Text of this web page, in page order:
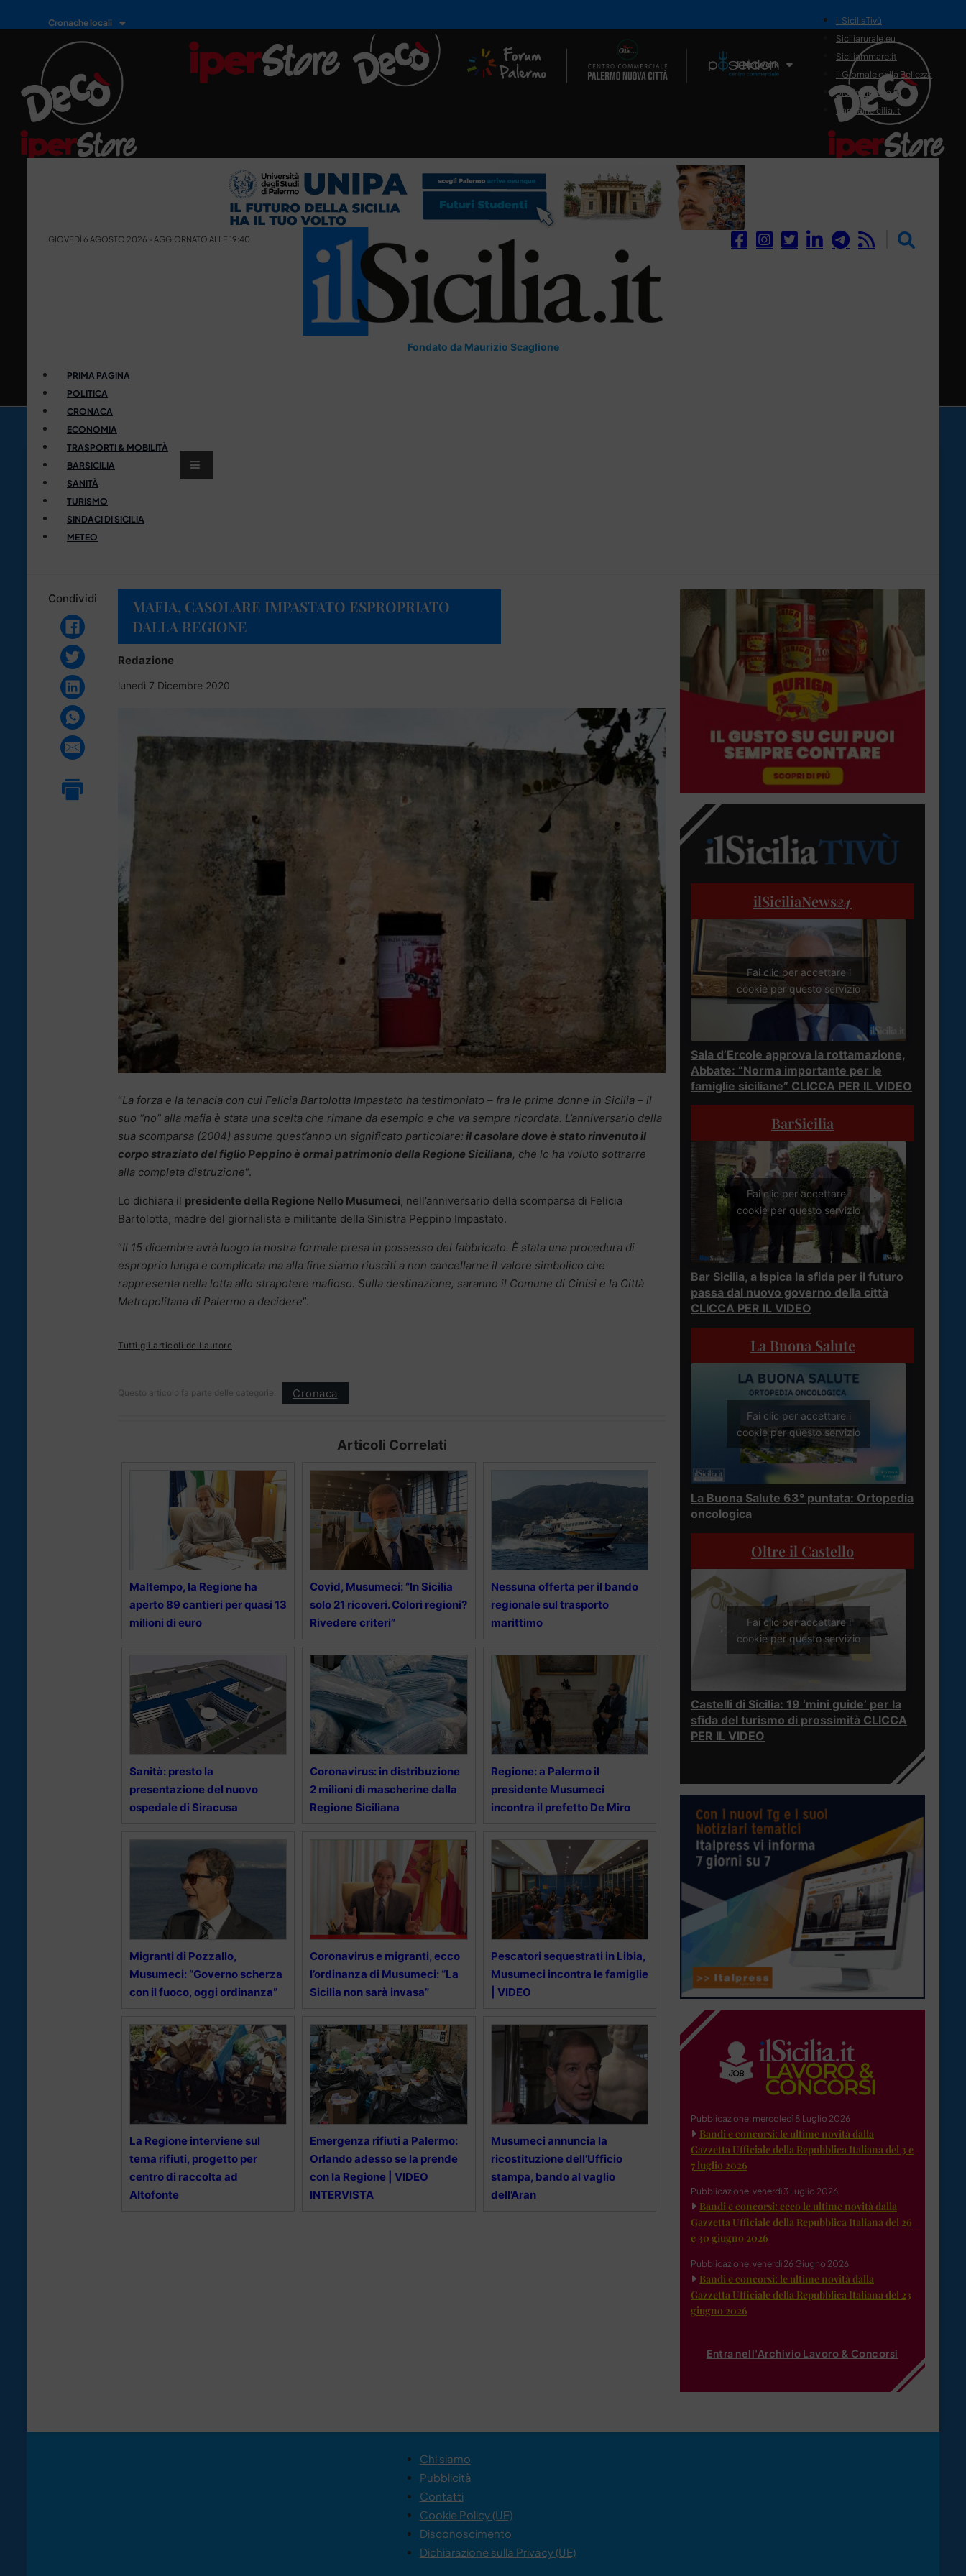
Cronache locali
Il Network
il SiciliaTivù
Siciliarurale.eu
Siciliammare.it
Il Giornale della Bellezza
Siciliamedica.it
Sanitainsicilia.it
GIOVEDÌ 6 AGOSTO 2026 - AGGIORNATO ALLE 19:40
Fondato da Maurizio Scaglione
PRIMA PAGINA
POLITICA
CRONACA
ECONOMIA
TRASPORTI & MOBILITÀ
BARSICILIA
SANITÀ
TURISMO
SINDACI DI SICILIA
METEO
Condividi
MAFIA, CASOLARE IMPASTATO ESPROPRIATO
DALLA REGIONE
Redazione
lunedì 7 Dicembre 2020
“La forza e la tenacia con cui Felicia Bartolotta Impastato ha testimoniato – fra le prime donne in Sicilia – il
suo “no” alla mafia è stata una scelta che rimane da esempio e che va sempre ricordata. L’anniversario della
sua scomparsa (2004) assume quest’anno un significato particolare: il casolare dove è stato rinvenuto il
corpo straziato del figlio Peppino è ormai patrimonio della Regione Siciliana, che lo ha voluto sottrarre
alla completa distruzione“.
Lo dichiara il presidente della Regione Nello Musumeci, nell’anniversario della scomparsa di Felicia
Bartolotta, madre del giornalista e militante della Sinistra Peppino Impastato.
“Il 15 dicembre avrà luogo la nostra formale presa in possesso del fabbricato. È stata una procedura di
esproprio lunga e complicata ma alla fine siamo riusciti a non cancellarne il valore simbolico che
rappresenta nella lotta allo strapotere mafioso. Sulla destinazione, saranno il Comune di Cinisi e la Città
Metropolitana di Palermo a decidere”.
Tutti gli articoli dell'autore
Questo articolo fa parte delle categorie: Cronaca
Articoli Correlati
Maltempo, la Regione ha
aperto 89 cantieri per quasi 13
milioni di euro
Covid, Musumeci: “In Sicilia
solo 21 ricoveri. Colori regioni?
Rivedere criteri”
Nessuna offerta per il bando
regionale sul trasporto
marittimo
Sanità: presto la
presentazione del nuovo
ospedale di Siracusa
Coronavirus: in distribuzione
2 milioni di mascherine dalla
Regione Siciliana
Regione: a Palermo il
presidente Musumeci
incontra il prefetto De Miro
Migranti di Pozzallo,
Musumeci: “Governo scherza
con il fuoco, oggi ordinanza”
Coronavirus e migranti, ecco
l’ordinanza di Musumeci: “La
Sicilia non sarà invasa”
Pescatori sequestrati in Libia,
Musumeci incontra le famiglie
| VIDEO
La Regione interviene sul
tema rifiuti, progetto per
centro di raccolta ad
Altofonte
Emergenza rifiuti a Palermo:
Orlando adesso se la prende
con la Regione | VIDEO
INTERVISTA
Musumeci annuncia la
ricostituzione dell’Ufficio
stampa, bando al vaglio
dell’Aran
ilSiciliaNews24
Fai clic per accettare i
cookie per questo servizio
Sala d’Ercole approva la rottamazione,
Abbate: “Norma importante per le
famiglie siciliane” CLICCA PER IL VIDEO
BarSicilia
Fai clic per accettare i
cookie per questo servizio
Bar Sicilia, a Ispica la sfida per il futuro
passa dal nuovo governo della città
CLICCA PER IL VIDEO
La Buona Salute
Fai clic per accettare i
cookie per questo servizio
La Buona Salute 63° puntata: Ortopedia
oncologica
Oltre il Castello
Fai clic per accettare i
cookie per questo servizio
Castelli di Sicilia: 19 ‘mini guide’ per la
sfida del turismo di prossimità CLICCA
PER IL VIDEO
Pubblicazione: mercoledì 8 Luglio 2026
Bandi e concorsi: le ultime novità dalla
Gazzetta Ufficiale della Repubblica Italiana del 3 e
7 luglio 2026
Pubblicazione: venerdì 3 Luglio 2026
Bandi e concorsi: ecco le ultime novità dalla
Gazzetta Ufficiale della Repubblica Italiana del 26
e 30 giugno 2026
Pubblicazione: venerdì 26 Giugno 2026
Bandi e concorsi: le ultime novità dalla
Gazzetta Ufficiale della Repubblica Italiana del 23
giugno 2026
Entra nell'Archivio Lavoro & Concorsi
Chi siamo
Pubblicità
Contatti
Cookie Policy (UE)
Disconoscimento
Dichiarazione sulla Privacy (UE)